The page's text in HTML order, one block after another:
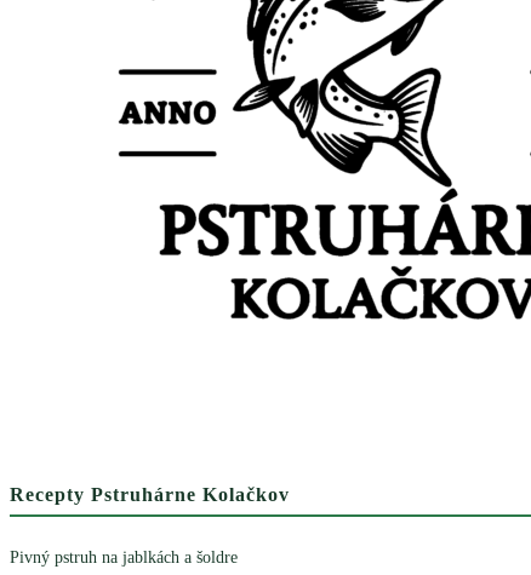
Recepty Pstruhárne Kolačkov
Pivný pstruh na jablkách a šoldre